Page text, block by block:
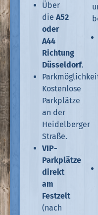
Über
die A52
oder
A44
Richtung
Düsseldorf.
Kostenlose
Parkplätze
an der
Heidelberger
Straße.
VIP-
Parkplätze
direkt
am
Festzelt
(nach